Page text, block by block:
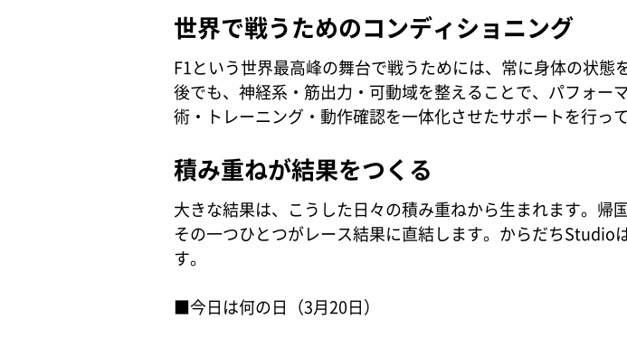
世界で戦うためのコンディショニング
F1という世界最高峰の舞台で戦うためには、常に身体の状
後でも、神経系・筋出力・可動域を整えることで、パフォ
術・トレーニング・動作確認を一体化させたサポートを行って
積み重ねが結果をつくる
大きな結果は、こうした日々の積み重ねから生まれます。帰
その一つひとつがレース結果に直結します。からだちStudio
す。
■今日は何の日（3月20日）